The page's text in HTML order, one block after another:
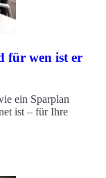
für wen ist er
ein Sparplan
ist – für Ihre